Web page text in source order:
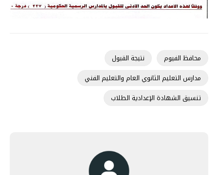
محافظ الفيوم
نتيجة القبول
مدارس التعليم الثانوي العام والتعليم الفني
تنسيق الشهادة الإعدادية الطلاب